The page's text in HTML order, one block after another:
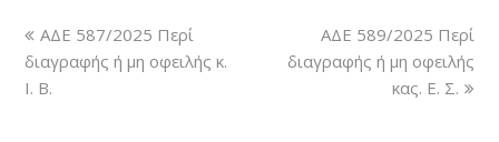
ΑΔΕ 587/2025 Περί
διαγραφής ή μη οφειλής κ.
Ι. Β.
ΑΔΕ 589/2025 Περί
διαγραφής ή μη οφειλής
κας. Ε. Σ.